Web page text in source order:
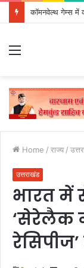
Home / राज्य /
उत्तराखंड
भारत में
‘सेरेलैक